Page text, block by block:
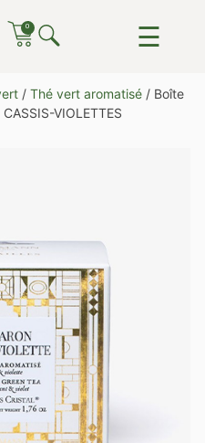
0 ☰
/ Thé vert aromatisé / Boîte
VIOLETTES